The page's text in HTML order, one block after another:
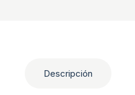
Descripción